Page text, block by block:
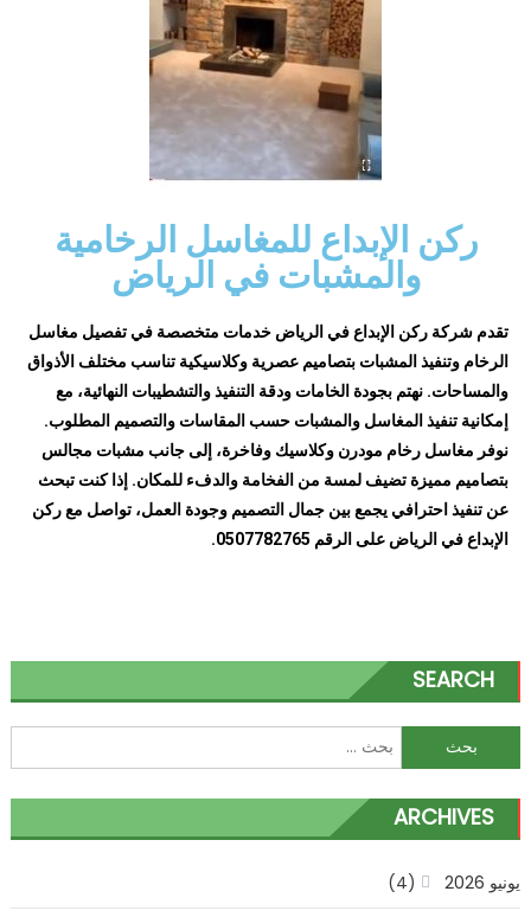
ركن الإبداع للمغاسل الرخامية
والمشبات في الرياض
تقدم شركة ركن الإبداع في الرياض خدمات متخصصة في تفصيل مغاسل
الرخام وتنفيذ المشبات بتصاميم عصرية وكلاسيكية تناسب مختلف الأذواق
والمساحات. نهتم بجودة الخامات ودقة التنفيذ والتشطيبات النهائية، مع
إمكانية تنفيذ المغاسل والمشبات حسب المقاسات والتصميم المطلوب.
نوفر مغاسل رخام مودرن وكلاسيك وفاخرة، إلى جانب مشبات مجالس
بتصاميم مميزة تضيف لمسة من الفخامة والدفء للمكان. إذا كنت تبحث
عن تنفيذ احترافي يجمع بين جمال التصميم وجودة العمل، تواصل مع ركن
الإبداع في الرياض على الرقم 0507782765.
SEARCH
ARCHIVES
يونيو 2026 (4)